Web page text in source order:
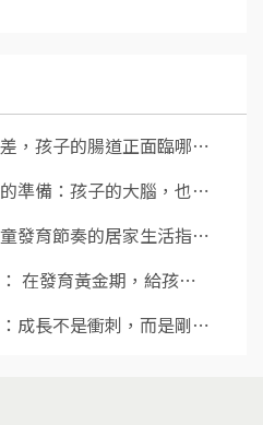
，孩子的腸道正面臨哪⋯
準備：孩子的大腦，也⋯
發育節奏的居家生活指⋯
在發育黃金期，給孩⋯
成長不是衝刺，而是剛⋯